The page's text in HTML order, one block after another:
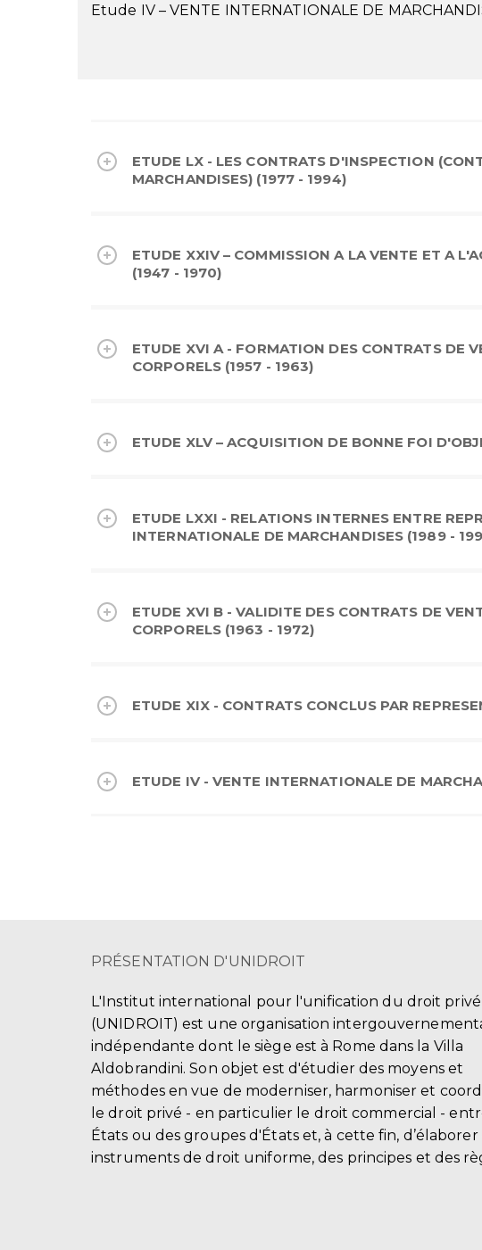
Etude IV – VENTE INTERNATIONALE DE
ETUDE LX - LES CONTRATS D'INSPECTION
MARCHANDISES) (1977 - 1994)
ETUDE XXIV – COMMISSION A LA VENTE ET A
(1947 - 1970)
ETUDE XVI A - FORMATION DES CONTRATS DE
CORPORELS (1957 - 1963)
ETUDE XLV – ACQUISITION DE BONNE FOI
ETUDE LXXI - RELATIONS INTERNES ENTRE
INTERNATIONALE DE MARCHANDISES (1989 -
ETUDE XVI B - VALIDITE DES CONTRATS DE
CORPORELS (1963 - 1972)
ETUDE XIX - CONTRATS CONCLUS PAR
ETUDE IV - VENTE INTERNATIONALE DE
PRÉSENTATION D'UNIDROIT
L'Institut international pour l'unification du droit privé
(UNIDROIT) est une organisation
indépendante dont le siège est à Rome dans la Villa
Aldobrandini. Son objet est d'étudier des moyens et
méthodes en vue de moderniser, harmoniser et
le droit privé - en particulier le droit commercial -
États ou des groupes d'États et, à cette fin, d’élaborer
instruments de droit uniforme, des principes et des